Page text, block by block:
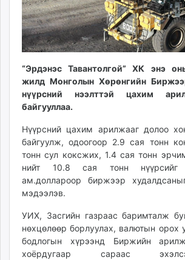
24tsag.mn
shuud.mn
eagle.mn
ergelt.mn
zarig.mn
today.mn
zuv.mn
ugluu.mn
urlag.mn
unen.mn
asu.mn
shudarga.mn
unuudur.mn
isee.mn
mglradio.com
“Эрдэнэс Тавантолгой” ХК энэ
жилд Монголын Хөрөнгийн
нүүрсний нээлттэй цахим
байгууллаа.
Нүүрсний цахим арилжааг долоо
байгуулж, одоогоор 2.9 сая тонн
тонн сул коксжих, 1.4 сая тонн
нийт 10.8 сая тонн нүүрсийг
ам.доллароор биржээр
мэдээлэв.
УИХ, Засгийн газраас баримталж
нөхцөлөөр борлуулах, валютын орох
бодлогын хүрээнд Биржийн
хоёрдугаар сараас